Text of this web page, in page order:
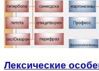
Лексические